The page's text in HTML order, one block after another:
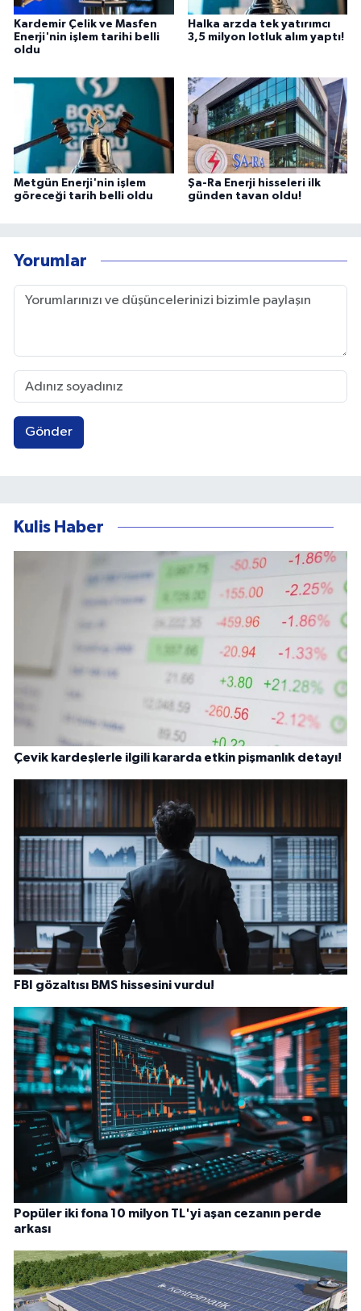
Kardemir Çelik ve Masfen
Enerji'nin işlem tarihi belli
oldu
Halka arzda tek yatırımcı
3,5 milyon lotluk alım yaptı!
Metgün Enerji'nin işlem
göreceği tarih belli oldu
Şa-Ra Enerji hisseleri ilk
günden tavan oldu!
Yorumlar
Gönder
Kulis Haber
Çevik kardeşlerle ilgili kararda etkin pişmanlık detayı!
FBI gözaltısı BMS hissesini vurdu!
Popüler iki fona 10 milyon TL'yi aşan cezanın perde
arkası